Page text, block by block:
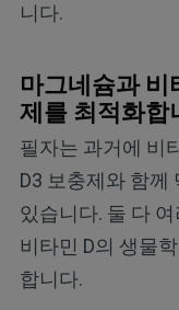
니다.
마그네슘과
제를 최적화합
필자는 과거에 비
D3 보충제와 함께
있습니다. 둘 다
비타민 D의 생물
합니다.